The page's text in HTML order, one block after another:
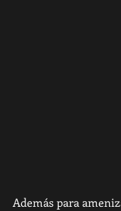
Además para